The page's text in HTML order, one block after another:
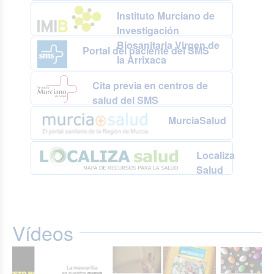
Instituto Murciano de
Investigación
Biosanitaria Virgen de
la Arrixaca
Portal del paciente del SMS
Cita previa en centros de
salud del SMS
MurciaSalud
Localiza
Salud
Vídeos